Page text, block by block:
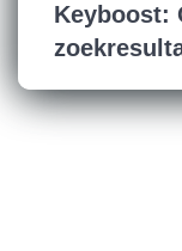
Keyboost: